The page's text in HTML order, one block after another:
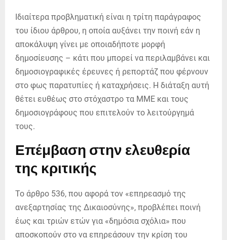
Ιδιαίτερα προβληματική είναι η τρίτη παράγραφος
του ίδιου άρθρου, η οποία αυξάνει την ποινή εάν η
αποκάλυψη γίνει με οποιαδήποτε μορφή
δημοσίευσης – κάτι που μπορεί να περιλαμβάνει και
δημοσιογραφικές έρευνες ή ρεπορτάζ που φέρνουν
στο φως παρατυπίες ή καταχρήσεις. Η διάταξη αυτή
θέτει ευθέως στο στόχαστρο τα ΜΜΕ και τους
δημοσιογράφους που επιτελούν το λειτούργημά
τους.
Επέμβαση στην ελευθερία
της κριτικής
Το άρθρο 536, που αφορά τον «επηρεασμό της
ανεξαρτησίας της Δικαιοσύνης», προβλέπει ποινή
έως και τριών ετών για «δημόσια σχόλια» που
αποσκοπούν στο να επηρεάσουν την κρίση του